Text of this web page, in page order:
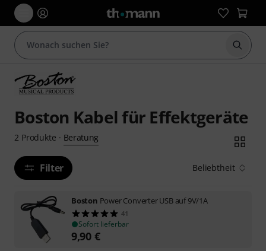
Suche
Boston Kabel für Effektgeräte
2 Produkte · Beratung
Filter Beliebtheit
Boston Power Converter USB auf 9V/1A
41
Sofort lieferbar
9,90 €